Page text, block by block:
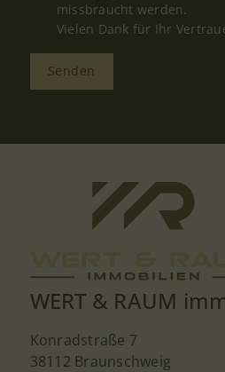
missbraucht werden.
Vielen Dank für Ihr
Senden
WERT & RAUM
Konradstraße 7
38112 Braunschweig